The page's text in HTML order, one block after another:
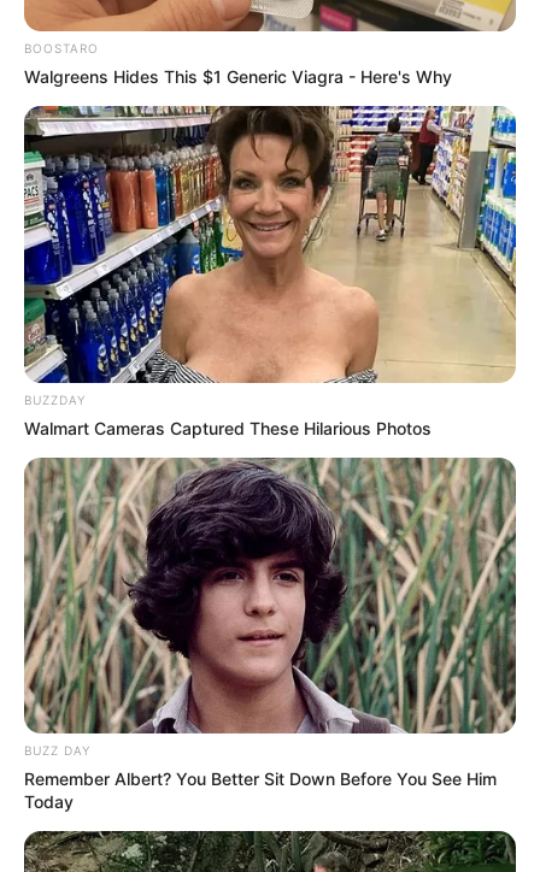
BOOSTARO
Walgreens Hides This $1 Generic Viagra - Here's Why
BUZZDAY
Walmart Cameras Captured These Hilarious Photos
BUZZ DAY
Remember Albert? You Better Sit Down Before You See Him
Today